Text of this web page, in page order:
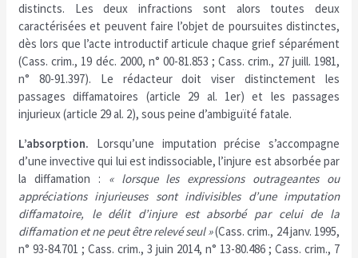
distincts. Les deux infractions sont alors toutes deux
caractérisées et peuvent faire l’objet de poursuites distinctes,
dès lors que l’acte introductif articule chaque grief séparément
(Cass. crim., 19 déc. 2000, n° 00-81.853 ; Cass. crim., 27 juill. 1981,
n° 80-91.397). Le rédacteur doit viser distinctement les
passages diffamatoires (article 29 al. 1er) et les passages
injurieux (article 29 al. 2), sous peine d’ambiguïté fatale.
L’absorption. Lorsqu’une imputation précise s’accompagne
d’une invective qui lui est indissociable, l’injure est absorbée par
la diffamation : « lorsque les expressions outrageantes ou
appréciations injurieuses sont indivisibles d’une imputation
diffamatoire, le délit d’injure est absorbé par celui de la
diffamation et ne peut être relevé seul »(Cass. crim., 24 janv. 1995,
n° 93-84.701 ; Cass. crim., 3 juin 2014, n° 13-80.486 ; Cass. crim., 7